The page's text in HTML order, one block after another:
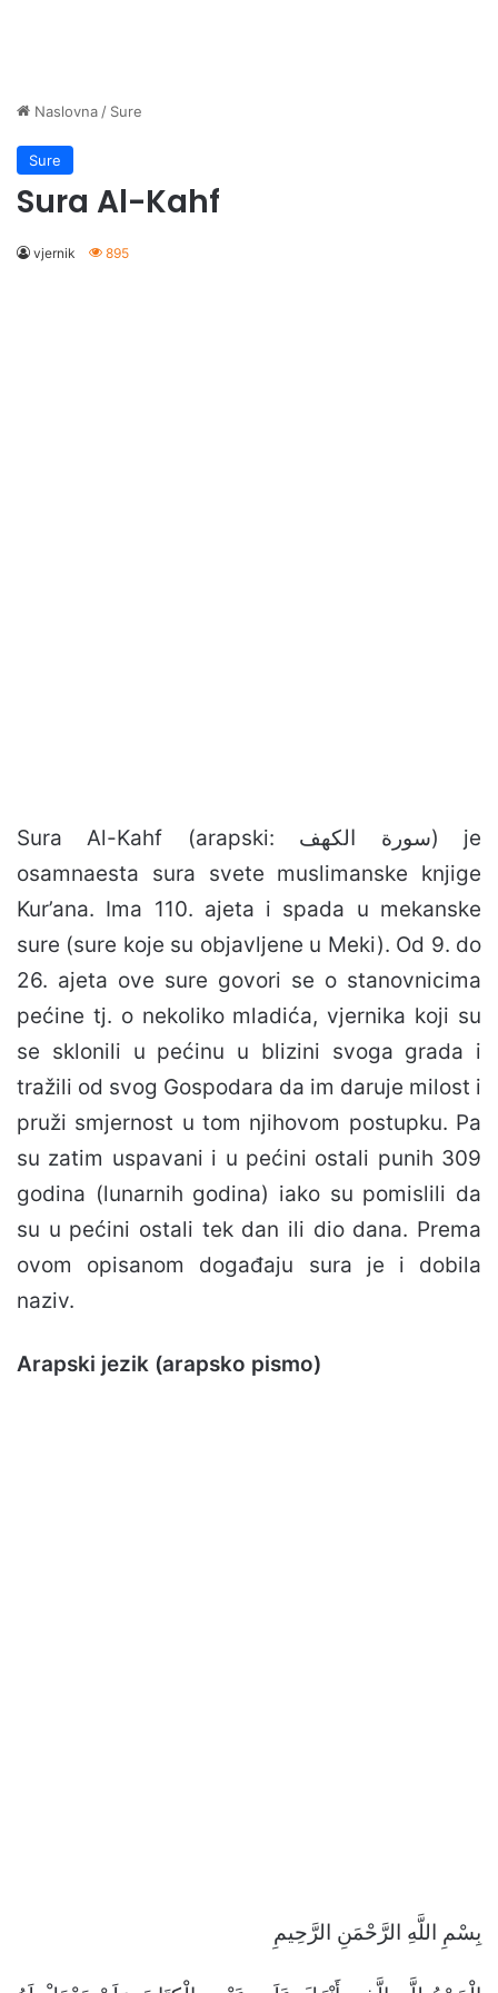
Naslovna / Sure
Sure
Sura Al-Kahf
vjernik 895
Sura Al-Kahf (arapski: سورة الكهف) je
osamnaesta sura svete muslimanske knjige
Kur’ana. Ima 110. ajeta i spada u mekanske
sure (sure koje su objavljene u Meki). Od 9. do
26. ajeta ove sure govori se o stanovnicima
pećine tj. o nekoliko mladića, vjernika koji su
se sklonili u pećinu u blizini svoga grada i
tražili od svog Gospodara da im daruje milost i
pruži smjernost u tom njihovom postupku. Pa
su zatim uspavani i u pećini ostali punih 309
godina (lunarnih godina) iako su pomislili da
su u pećini ostali tek dan ili dio dana. Prema
ovom opisanom događaju sura je i dobila
naziv.
Arapski jezik (arapsko pismo)
بِسْمِ اللَّهِ الرَّحْمَنِ الرَّحِيمِ